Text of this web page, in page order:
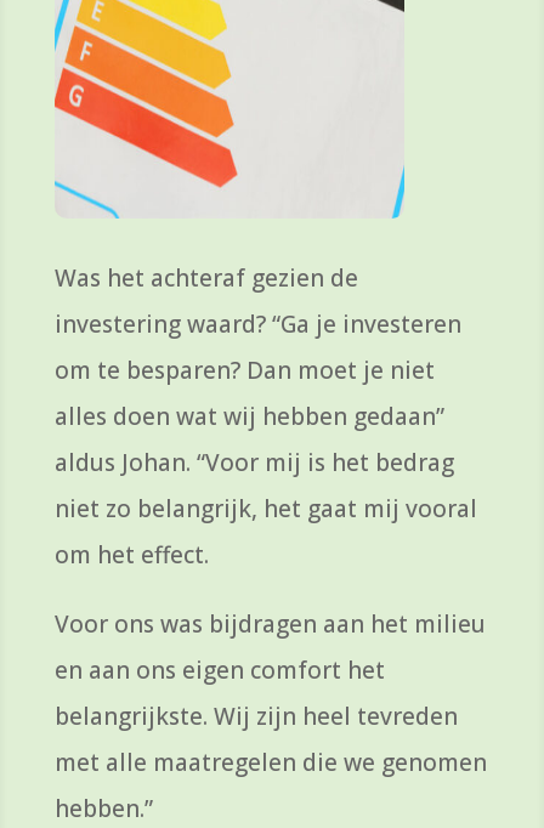
Was het achteraf gezien de
investering waard? “Ga je investeren
om te besparen? Dan moet je niet
alles doen wat wij hebben gedaan”
aldus Johan. “Voor mij is het bedrag
niet zo belangrijk, het gaat mij vooral
om het effect.
Voor ons was bijdragen aan het milieu
en aan ons eigen comfort het
belangrijkste. Wij zijn heel tevreden
met alle maatregelen die we genomen
hebben.”